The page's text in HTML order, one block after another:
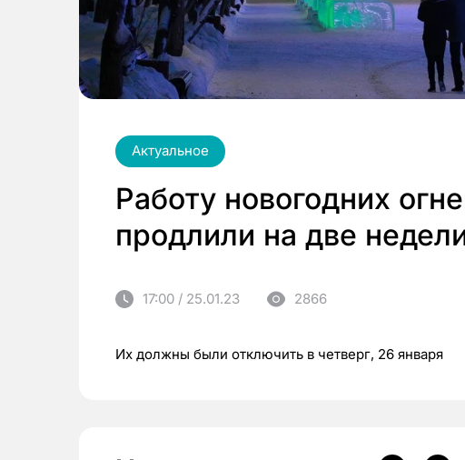
Актуальное
Работу новогодних
продлили на две
17:00 / 25.01.23 2866
Их должны были отключить в четверг, 26 января